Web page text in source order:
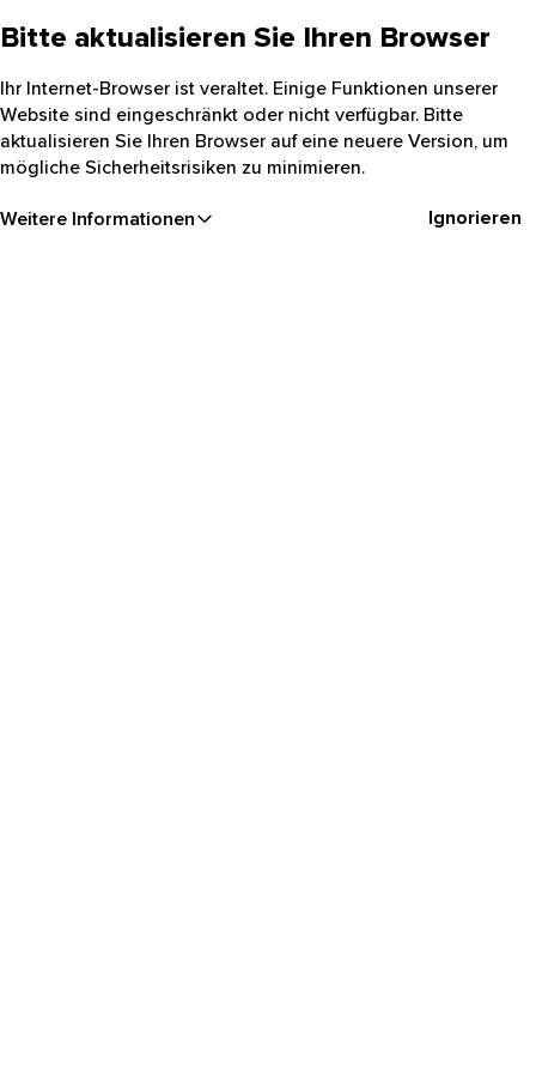
Bitte aktualisieren Sie Ihren Browser
Ihr Internet-Browser ist veraltet. Einige Funktionen unserer
Website sind eingeschränkt oder nicht verfügbar. Bitte
aktualisieren Sie Ihren Browser auf eine neuere Version, um
mögliche Sicherheitsrisiken zu minimieren.
Weitere Informationen Ignorieren